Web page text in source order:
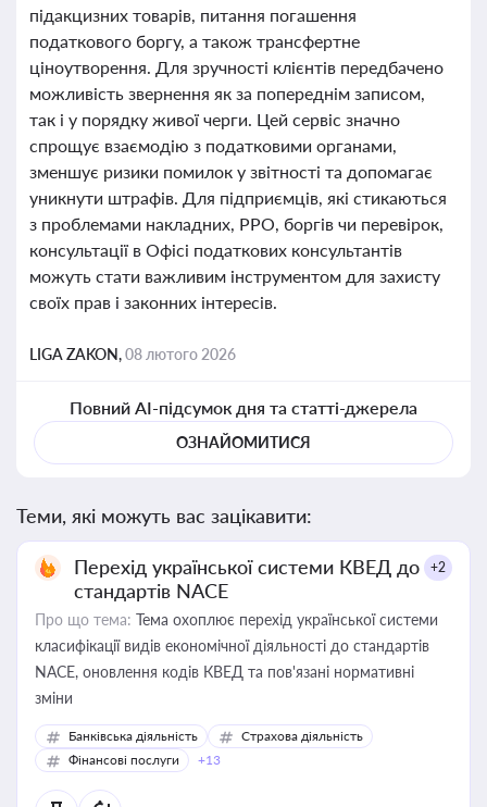
підакцизних товарів, питання погашення
податкового боргу, а також трансфертне
ціноутворення. Для зручності клієнтів передбачено
можливість звернення як за попереднім записом,
так і у порядку живої черги. Цей сервіс значно
спрощує взаємодію з податковими органами,
зменшує ризики помилок у звітності та допомагає
уникнути штрафів. Для підприємців, які стикаються
з проблемами накладних, РРО, боргів чи перевірок,
консультації в Офісі податкових консультантів
можуть стати важливим інструментом для захисту
своїх прав і законних інтересів.
LIGA ZAKON,08 лютого 2026
Повний AI-підсумок дня та статті-джерела
ОЗНАЙОМИТИСЯ
Теми, які можуть вас зацікавити:
Перехід української системи КВЕД до
стандартів NACE
+2
Про що тема: Тема охоплює перехід української системи
класифікації видів економічної діяльності до стандартів
NACE, оновлення кодів КВЕД та пов'язані нормативні
зміни
Банківська діяльність
Страхова діяльність
Фінансові послуги
+13